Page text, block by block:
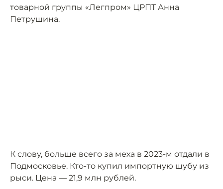
товарной группы «Легпром» ЦРПТ Анна
Петрушина.
К слову, больше всего за меха в 2023-м отдали в
Подмосковье. Кто-то купил импортную шубу из
рыси. Цена — 21,9 млн рублей.